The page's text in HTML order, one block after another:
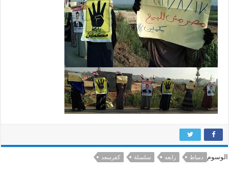
الوسوم دمياط رابعه سلسلة كفرسعد